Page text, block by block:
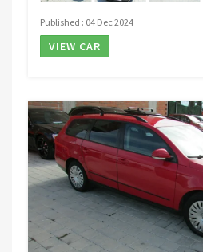
Published : 04 Dec 2024
VIEW CAR